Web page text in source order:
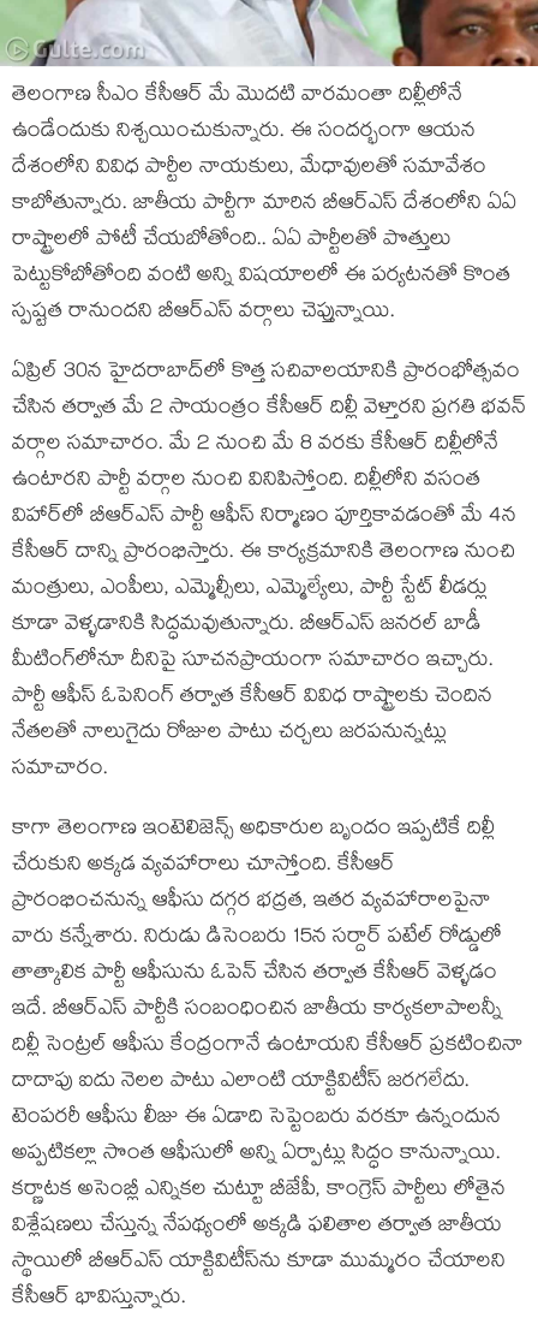
తెలంగాణ సీఎం కేసీఆర్ మే మొదటి వారమంతా దిల్లీలోనే
ఉండేందుకు నిశ్చయించుకున్నారు. ఈ సందర్భంగా ఆయన
దేశంలోని వివిధ పార్టీల నాయకులు, మేధావులతో సమావేశం
కాబోతున్నారు. జాతీయ పార్టీగా మారిన బీఆర్ఎస్‌ దేశంలోని ఏఏ
రాష్ట్రాలలో పోటీ చేయబోతోంది.. ఏఏ పార్టీలతో పొత్తులు
పెట్టుకోబోతోంది వంటి అన్ని విషయాలలో ఈ పర్యటనతో కొంత
స్పష్టత రానుందని బీఆర్ఎస్ వర్గాలు చెప్తున్నాయి.
ఏప్రిల్ 30న హైదరాబాద్‌లో కొత్త సచివాలయానికి ప్రారంభోత్సవం
చేసిన తర్వాత మే 2 సాయంత్రం కేసీఆర్ దిల్లీ వెళ్తారని ప్రగతి భవన్
వర్గాల సమాచారం. మే 2 నుంచి మే 8 వరకు కేసీఆర్ దిల్లీలోనే
ఉంటారని పార్టీ వర్గాల నుంచి వినిపిస్తోంది. దిల్లీలోని వసంత
విహార్‌లో బీఆర్ఎస్ పార్టీ ఆఫీస్ నిర్మాణం పూర్తికావడంతో మే 4న
కేసీఆర్ దాన్ని ప్రారంభిస్తారు. ఈ కార్యక్రమానికి తెలంగాణ నుంచి
మంత్రులు, ఎంపీలు, ఎమ్మెల్సీలు, ఎమ్మెల్యేలు, పార్టీ స్టేట్ లీడర్లు
కూడా వెళ్ళడానికి సిద్ధమవుతున్నారు. బీఆర్ఎస్ జనరల్ బాడీ
మీటింగ్‌లోనూ దీనిపై సూచనప్రాయంగా సమాచారం ఇచ్చారు.
పార్టీ ఆఫీస్ ఓపెనింగ్ తర్వాత కేసీఆర్ వివిధ రాష్ట్రాలకు చెందిన
నేతలతో నాలుగైదు రోజుల పాటు చర్చలు జరపనున్నట్లు
సమాచారం.
కాగా తెలంగాణ ఇంటెలిజెన్స్ అధికారుల బృందం ఇప్పటికే దిల్లీ
చేరుకుని అక్కడ వ్యవహారాలు చూస్తోంది. కేసీఆర్
ప్రారంభించనున్న ఆఫీసు దగ్గర భద్రత, ఇతర వ్యవహారాలపైనా
వారు కన్నేశారు. నిరుడు డిసెంబరు 15న సర్దార్ పటేల్ రోడ్డులో
తాత్కాలిక పార్టీ ఆఫీసును ఓపెన్ చేసిన తర్వాత కేసీఆర్ వెళ్ళడం
ఇదే. బీఆర్ఎస్ పార్టీకి సంబంధించిన జాతీయ కార్యకలాపాలన్నీ
దిల్లీ సెంట్రల్ ఆఫీసు కేంద్రంగానే ఉంటాయని కేసీఆర్ ప్రకటించినా
దాదాపు ఐదు నెలల పాటు ఎలాంటి యాక్టివిటీస్ జరగలేదు.
టెంపరరీ ఆఫీసు లీజు ఈ ఏడాది సెప్టెంబరు వరకూ ఉన్నందున
అప్పటికల్లా సొంత ఆఫీసులో అన్ని ఏర్పాట్లు సిద్ధం కానున్నాయి.
కర్ణాటక అసెంబ్లీ ఎన్నికల చుట్టూ బీజేపీ, కాంగ్రెస్ పార్టీలు లోతైన
విశ్లేషణలు చేస్తున్న నేపథ్యంలో అక్కడి ఫలితాల తర్వాత జాతీయ
స్థాయిలో బీఆర్ఎస్ యాక్టివిటీస్‌ను కూడా ముమ్మరం చేయాలని
కేసీఆర్ భావిస్తున్నారు.